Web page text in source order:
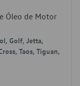
Óleo de Motor
Golf, Jetta,
Taos, Tiguan,